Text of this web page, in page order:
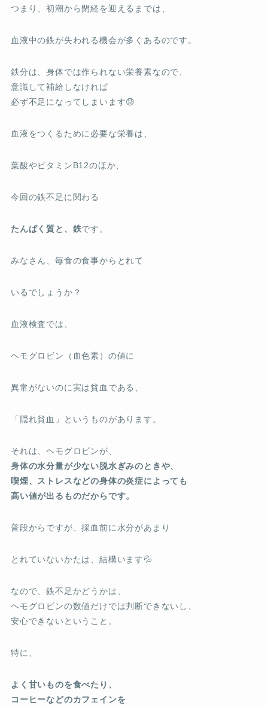
つまり、初潮から閉経を迎えるまでは、
血液中の鉄が失われる機会が多くあるのです。
鉄分は、身体では作られない栄養素なので、
意識して補給しなければ
必ず不足になってしまいます😓
血液をつくるために必要な栄養は、
葉酸やビタミンB12のほか、
今回の鉄不足に関わる
たんぱく質と、鉄です。
みなさん、毎食の食事からとれて
いるでしょうか？
血液検査では、
ヘモグロビン（血色素）の値に
異常がないのに実は貧血である、
「隠れ貧血」というものがあります。
それは、ヘモグロビンが、
身体の水分量が少ない脱水ぎみのときや、
喫煙、ストレスなどの身体の炎症によっても
高い値が出るものだからです。
普段からですが、採血前に水分があまり
とれていないかたは、結構います💦
なので、鉄不足かどうかは、
ヘモグロビンの数値だけでは判断できないし、
安心できないということ。
特に、
よく甘いものを食べたり、
コーヒーなどのカフェインを